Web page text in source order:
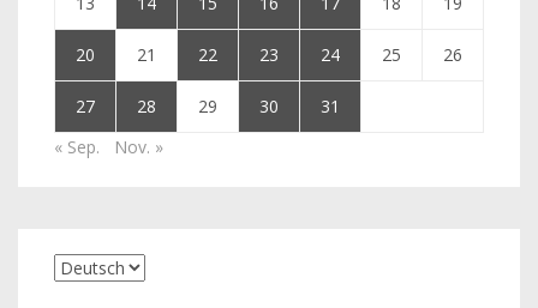
20 21 22 23 24 25 26
27 28 29 30
31
« Sep.
Nov. »